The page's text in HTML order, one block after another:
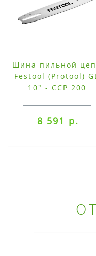
Шина пильной
Festool (Protool)
10" - CCP 200
8 591 р.